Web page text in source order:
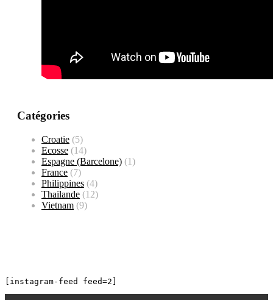
Catégories
Croatie (5)
Ecosse (14)
Espagne (Barcelone) (1)
France (7)
Philippines (4)
Thailande (12)
Vietnam (9)
[instagram-feed feed=2]